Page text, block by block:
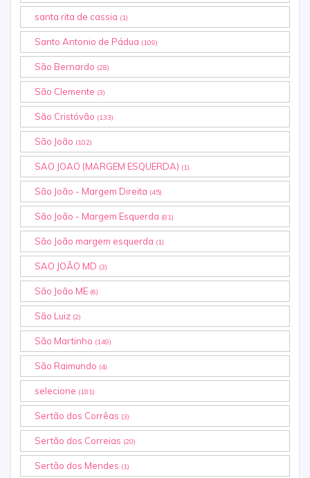
santa rita de cassia (1)
Santo Antonio de Pádua (109)
São Bernardo (28)
São Clemente (3)
São Cristóvão (133)
São João (102)
SAO JOAO (MARGEM ESQUERDA) (1)
São João - Margem Direita (45)
São João - Margem Esquerda (81)
São João margem esquerda (1)
SAO JOÃO MD (3)
São João ME (6)
São Luiz (2)
São Martinho (149)
São Raimundo (4)
selecione (181)
Sertão dos Corrêas (3)
Sertão dos Correias (20)
Sertão dos Mendes (1)